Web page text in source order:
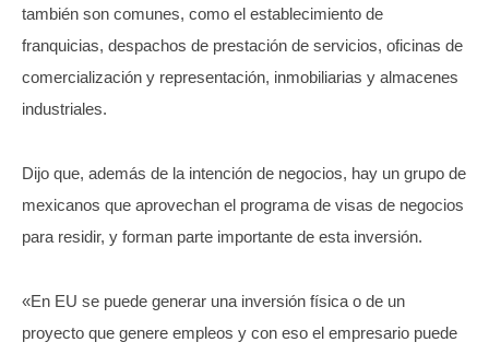
también son comunes, como el establecimiento de
franquicias, despachos de prestación de servicios, oficinas de
comercialización y representación, inmobiliarias y almacenes
industriales.
Dijo que, además de la intención de negocios, hay un grupo de
mexicanos que aprovechan el programa de visas de negocios
para residir, y forman parte importante de esta inversión.
«En EU se puede generar una inversión física o de un
proyecto que genere empleos y con eso el empresario puede